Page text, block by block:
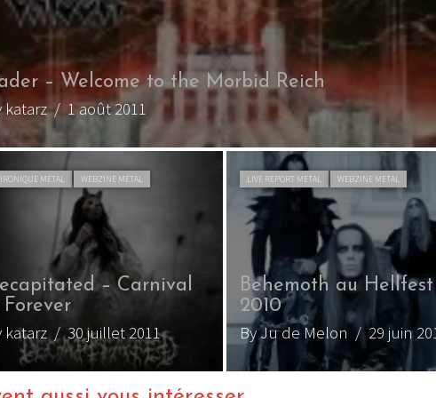
– Welcome to the Morbid Reich
katarz/ 1 août 2011
METAL WEBZINE METAL
– Carnival
Forever
katarz / 30 juillet 2011
LIVE REPORT METAL WEBZINE METAL
Behemoth au Hellfest
2010
By Ju de Melon / 29 juin